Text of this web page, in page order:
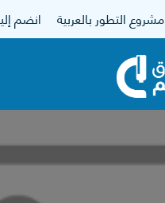
مشروع التطور بالعربية انضم